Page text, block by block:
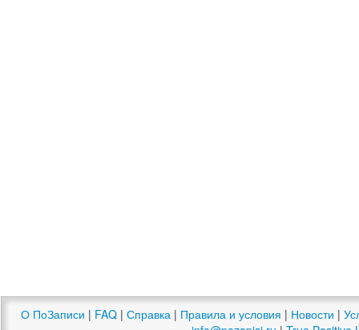
О ПоЗаписи | FAQ | Справка | Правила и условия | Новости |